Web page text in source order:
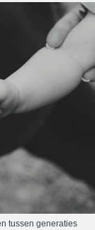
tussen generaties